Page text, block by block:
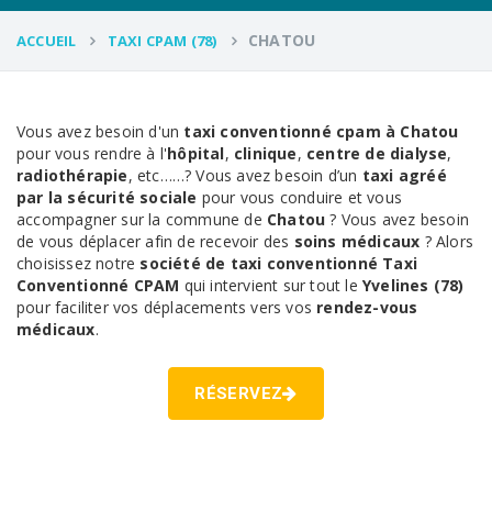
ACCUEIL TAXI CPAM (78) CHATOU
Vous avez besoin d'un taxi conventionné cpam à Chatou
pour vous rendre à l'hôpital, clinique, centre de dialyse,
radiothérapie, etc……? Vous avez besoin d’un taxi agréé
par la sécurité sociale pour vous conduire et vous
accompagner sur la commune de Chatou ? Vous avez besoin
de vous déplacer afin de recevoir des soins médicaux ? Alors
choisissez notre société de taxi conventionné Taxi
Conventionné CPAM qui intervient sur tout leYvelines (78)
pour faciliter vos déplacements vers vos rendez-vous
médicaux.
RÉSERVEZ